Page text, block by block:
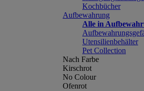
Kochbücher
Aufbewahrung
Alle in
Utensilienbehälter
Pet Collection
Nach Farbe
Kirschrot
No Colour
Ofenrot